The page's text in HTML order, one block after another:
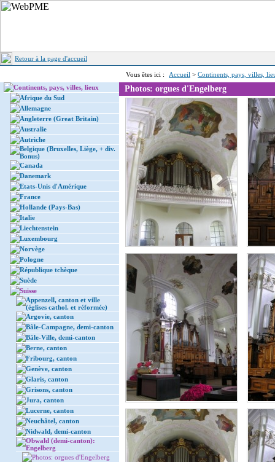
Retour à la page d'accueil
Vous êtes ici : Accueil > Continents, pays, villes,
Continents, pays, villes, lieux
Afrique du Sud
Allemagne
Angleterre (Great Britain)
Australie
Autriche
Belgique (Bruxelles, Liège, + div.
Bonus)
Canada
Danemark
Etats-Unis d'Amérique
France
Hollande (Pays-Bas)
Italie
Liechtenstein
Luxembourg
Norvège
Pologne
République tchèque
Suède
Suisse
Appenzell, canton et ville
(églises cathol. et réformée)
Argovie, canton
Bâle-Campagne, demi-canton
Bâle-Ville, demi-canton
Berne, canton
Fribourg, canton
Genève, canton
Glaris, canton
Grisons, canton
Jura, canton
Lucerne, canton
Neuchâtel, canton
Nidwald, demi-canton
Obwald (demi-canton):
Engelberg
Photos: orgues d'Engelberg
Photos: orgues d'Engelberg